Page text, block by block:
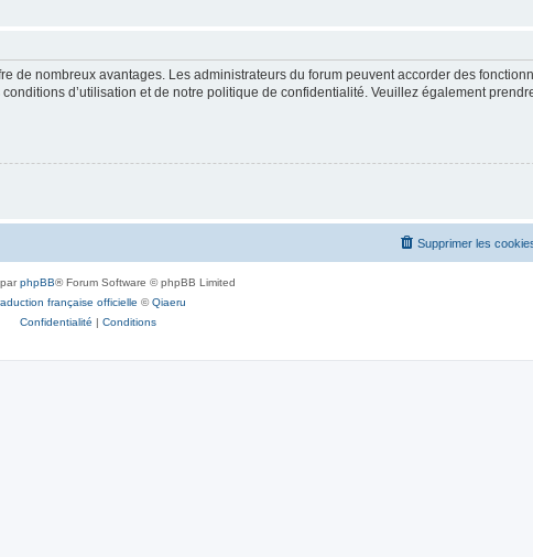
de nombreux avantages. Les administrateurs du forum peuvent accorder des
d’utilisation et de notre politique de confidentialité. Veuillez également
Supprimer les
phpBB® Forum Software © phpBB Limited
française officielle ©Qiaeru
Confidentialité | Conditions